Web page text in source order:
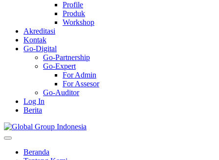
Profile
Produk
Workshop
Akreditasi
Kontak
Go-Digital
Go-Partnership
Go-Expert
For Admin
For Assesor
Go-Auditor
Log In
Berita
Beranda